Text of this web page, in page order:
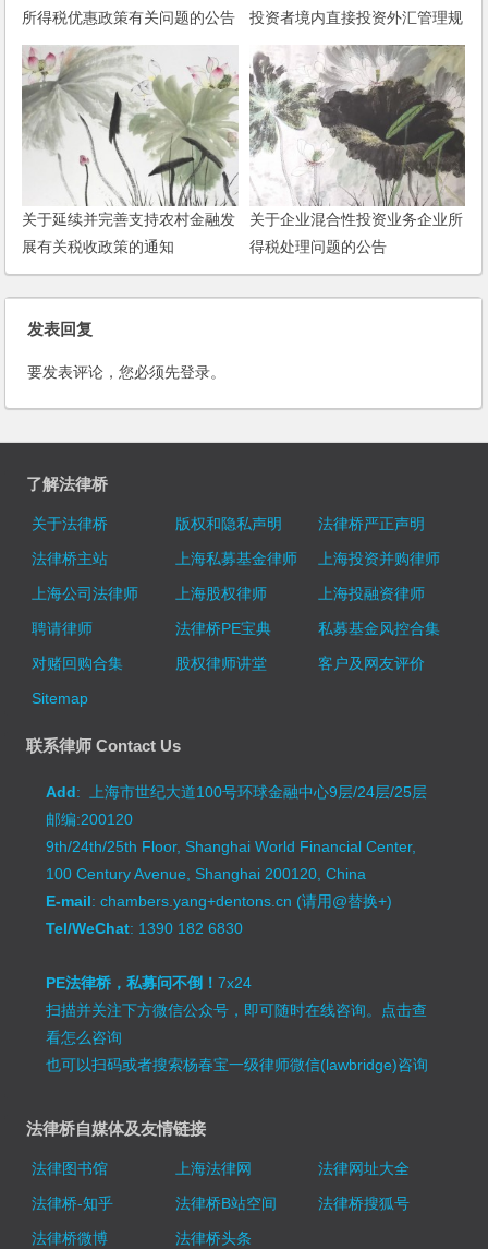
所得税优惠政策有关问题的公告
投资者境内直接投资外汇管理规
定》及配套文件的通知
关于延续并完善支持农村金融发
展有关税收政策的通知
关于企业混合性投资业务企业所
得税处理问题的公告
发表回复
要发表评论，您必须先登录。
了解法律桥
关于法律桥 版权和隐私声明
法律桥严正声明
法律桥主站
上海私募基金律师
上海投资并购律师
上海公司法律师
上海股权律师
上海投融资律师
聘请律师
法律桥PE宝典
私募基金风控合集
对赌回购合集
股权律师讲堂
客户及网友评价
Sitemap
联系律师 Contact Us
Add: 上海市世纪大道100号环球金融中心9层/24层/25层
邮编:200120
9th/24th/25th Floor, Shanghai World Financial Center,
100 Century Avenue, Shanghai 200120, China
E-mail: chambers.yang+dentons.cn (请用@替换+)
Tel/WeChat: 1390 182 6830
PE法律桥，私募问不倒！7x24
扫描并关注下方微信公众号，即可随时在线咨询。 点击查
看怎么咨询
也可以扫码或者搜索杨春宝一级律师微信(lawbridge)咨询
法律桥自媒体及友情链接
法律图书馆 上海法律网
法律网址大全
法律桥-知乎
法律桥B站空间
法律桥搜狐号
法律桥微博
法律桥头条